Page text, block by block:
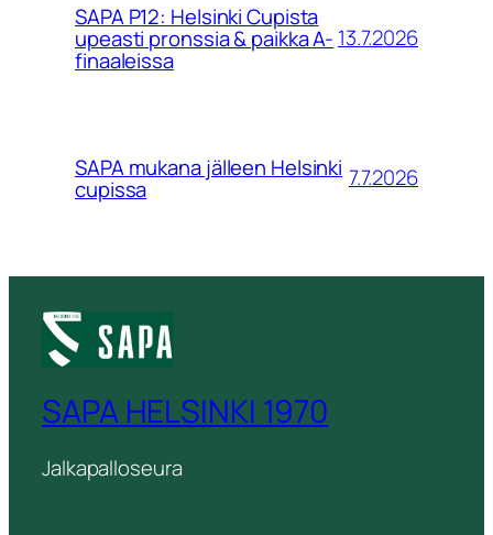
SAPA P12: Helsinki Cupista
upeasti pronssia & paikka A-
finaaleissa
13.7.2026
SAPA mukana jälleen Helsinki
cupissa 7.7.2026
SAPA HELSINKI 1970
Jalkapalloseura